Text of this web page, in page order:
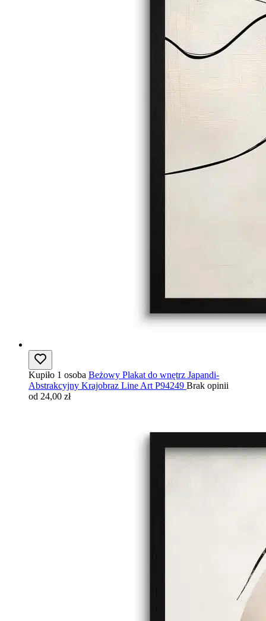
Kupiło 1 osoba Beżowy Plakat do wnętrz Japandi-
Abstrakcyjny Krajobraz Line Art P94249 Brak opinii
od 24,00 zł